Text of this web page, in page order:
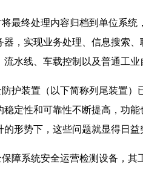
最终处理内容归档到单位系统
器，实现业务处理、信息搜索
流水线、车载控制以及普通工业
护装置（以下简称列尾装置）
稳定性和可靠性不断提高，功
形势下，这些问题就显得日益
障系统安全运营检测设备，其